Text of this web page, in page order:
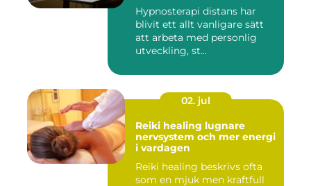
Hypnosterapi distans har
blivit ett allt vanligare sätt
att arbeta med personlig
utveckling, st...
02. jul
Reiki healing lugnare
nervsystem och mer energi
i vardagen
Reiki healing beskrivs ofta
som en mjuk men kraftfull